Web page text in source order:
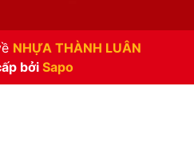
NHỰA THÀNH LUÂN
bởiSapo